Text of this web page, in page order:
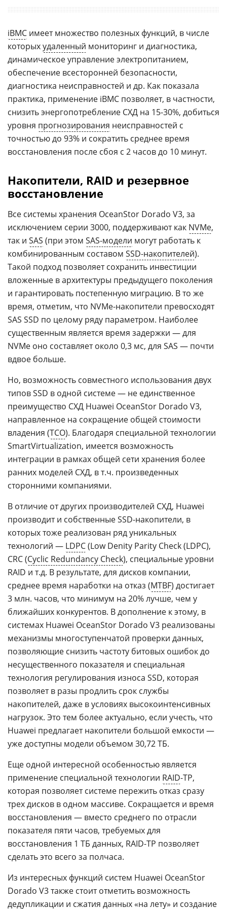
iBMC имеет множество полезных функций, в числе
которыхудаленный мониторинг и диагностика,
динамическое управление электропитанием,
обеспечение всесторонней безопасности,
диагностика неисправностей и др. Как показала
практика, применение iBMC позволяет, в частности,
снизить энергопотребление СХД на 15-30%, добиться
уровня прогнозирования неисправностей с
точностью до 93% и сократить среднее время
восстановления после сбоя с 2 часов до 10 минут.
Накопители, RAID и резервное
восстановление
Все системы хранения OceanStor Dorado V3, за
исключением серии 3000, поддерживают как NVMe,
так и SAS (при этом SAS-модели могут работать к
комбинированным составом SSD-накопителей).
Такой подход позволяет сохранить инвестиции
вложенные в архитектуры предыдущего поколения
и гарантировать постепенную миграцию. В то же
время, отметим, что NVMe-накопители превосходят
SAS SSD по целому ряду параметром. Наиболее
существенным является время задержки — для
NVMe оно составляет около 0,3 мс, для SAS — почти
вдвое больше.
Но, возможность совместного использования двух
типов SSD в одной системе — не единственное
преимущество СХД Huawei OceanStor Dorado V3,
направленное на сокращение общей стоимости
владения (ТСО). Благодаря специальной технологии
SmartVirtualization, имеется возможность
интеграции в рамках общей сети хранения более
ранних моделей СХД, в т.ч. произведенных
сторонними компаниями.
В отличие от других производителей СХД, Huawei
производит и собственные SSD-накопители, в
которых тоже реализован ряд уникальных
технологий — LDPC(Low Denity Parity Check (LDPC),
CRC (Cyclic Redundancy Check), специальные уровни
RAID и т.д. В результате, для дисков компании,
среднее время наработки на отказ (MTBF) достигает
3 млн. часов, что минимум на 20% лучше, чем у
ближайших конкурентов. В дополнение к этому, в
системах Huawei OceanStor Dorado V3 реализованы
механизмы многоступенчатой проверки данных,
позволяющие снизить частоту битовых ошибок до
несущественного показателя и специальная
технология регулирования износа SSD, которая
позволяет в разы продлить срок службы
накопителей, даже в условиях высокоинтенсивных
нагрузок. Это тем более актуально, если учесть, что
Huawei предлагает накопители большой емкости —
уже доступны модели объемом 30,72 ТБ.
Еще одной интересной особенностью является
применение специальной технологии RAID-TP,
которая позволяет системе пережить отказ сразу
трех дисков в одном массиве. Сокращается и время
восстановления — вместо среднего по отрасли
показателя пяти часов, требуемых для
восстановления 1 ТБ данных, RAID-TP позволяет
сделать это всего за полчаса.
Из интересных функций систем Huawei OceanStor
Dorado V3 также стоит отметить возможность
дедупликации и сжатия данных «на лету» и создание